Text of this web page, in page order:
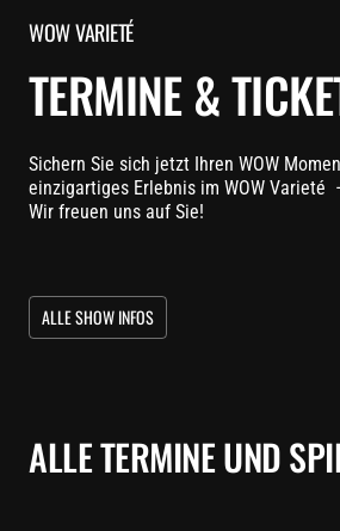
WOW VARIETÉ
TERMINE &
Sichern Sie sich jetzt Ihren WOW
einzigartiges Erlebnis im WOW Varieté
Wir freuen uns auf Sie!
ALLE SHOW INFOS
ALLE TERMINE UND